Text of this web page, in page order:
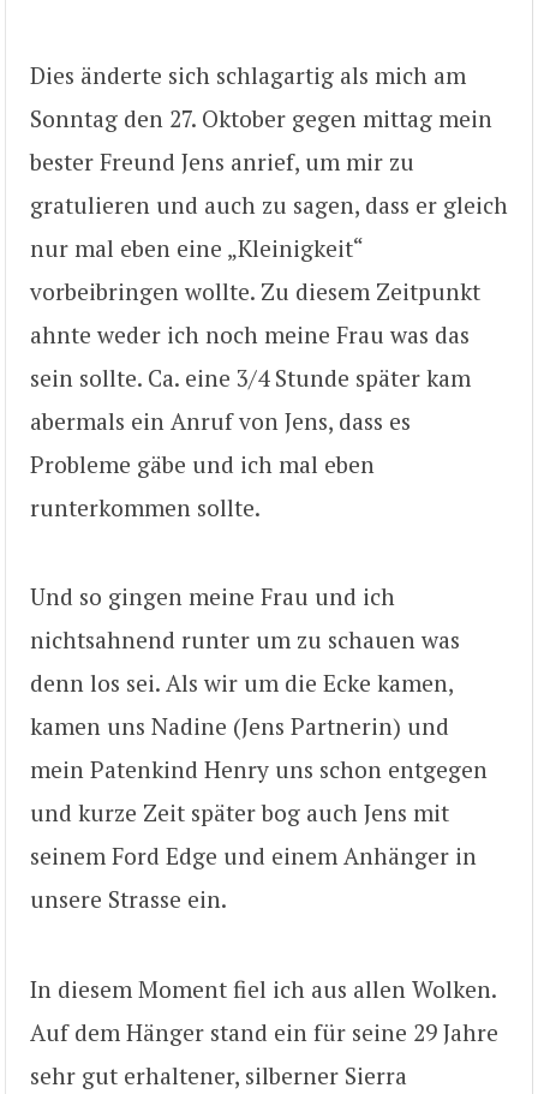
Dies änderte sich schlagartig als mich am
Sonntag den 27. Oktober gegen mittag mein
bester Freund Jens anrief, um mir zu
gratulieren und auch zu sagen, dass er gleich
nur mal eben eine „Kleinigkeit“
vorbeibringen wollte. Zu diesem Zeitpunkt
ahnte weder ich noch meine Frau was das
sein sollte. Ca. eine 3/4 Stunde später kam
abermals ein Anruf von Jens, dass es
Probleme gäbe und ich mal eben
runterkommen sollte.
Und so gingen meine Frau und ich
nichtsahnend runter um zu schauen was
denn los sei. Als wir um die Ecke kamen,
kamen uns Nadine (Jens Partnerin) und
mein Patenkind Henry uns schon entgegen
und kurze Zeit später bog auch Jens mit
seinem Ford Edge und einem Anhänger in
unsere Strasse ein.
In diesem Moment fiel ich aus allen Wolken.
Auf dem Hänger stand ein für seine 29 Jahre
sehr gut erhaltener, silberner Sierra